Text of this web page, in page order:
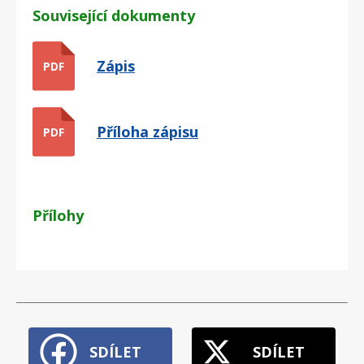
Související dokumenty
PDF Zápis
PDF Příloha zápisu
Přílohy
SDÍLET SDÍLET